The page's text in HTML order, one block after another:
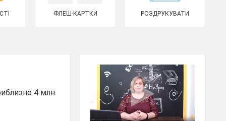
ФЛЕШ-КАРТКИ РОЗДРУКУВАТИ
4 млн.